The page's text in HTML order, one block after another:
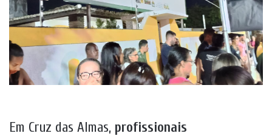
Em Cruz das Almas, profissionais